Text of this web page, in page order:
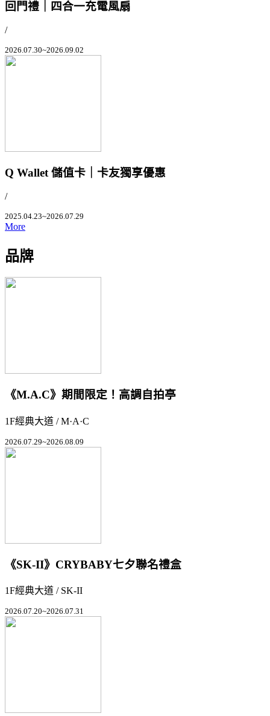
回門禮｜四合一充電風扇
/
2026.07.30~2026.09.02
Q Wallet 儲值卡｜卡友獨享優惠
/
2025.04.23~2026.07.29
More
品牌
《M.A.C》期間限定！高調自拍亭
1F經典大道 / M·A·C
2026.07.29~2026.08.09
《SK-II》CRYBABY七夕聯名禮盒
1F經典大道 / SK-II
2026.07.20~2026.07.31